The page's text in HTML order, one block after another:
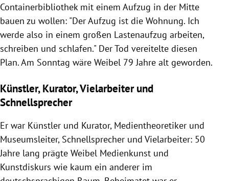
Containerbibliothek mit einem Aufzug in der Mitte
bauen zu wollen: "Der Aufzug ist die Wohnung. Ich
werde also in einem großen Lastenaufzug arbeiten,
schreiben und schlafen." Der Tod vereitelte diesen
Plan. Am Sonntag wäre Weibel 79 Jahre alt geworden.
Künstler, Kurator, Vielarbeiter und
Schnellsprecher
Er war Künstler und Kurator, Medientheoretiker und
Museumsleiter, Schnellsprecher und Vielarbeiter: 50
Jahre lang prägte Weibel Medienkunst und
Kunstdiskurs wie kaum ein anderer im